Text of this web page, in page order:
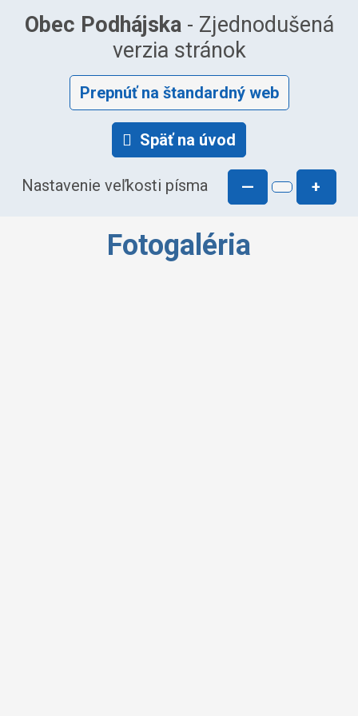
Obec Podhájska- Zjednodušená
verzia stránok
Prepnúť na štandardný web
Späť na úvod
Nastavenie veľkosti písma — +
Fotogaléria